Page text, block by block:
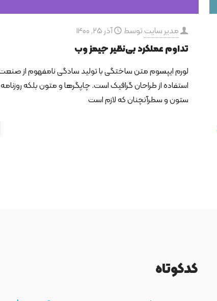
مدیر سایت توسط آذر 25, 1400
تداوم عملکرد بی‌نظیر جیمز وب
لورم ایپسوم متن ساختگی با تولید سادگی نامفهوم از
استفاده از طراحان گرافیک است. چاپگرها و متون بلکه
ستون و سطرآنچنان که لازم است
کدکوتاه